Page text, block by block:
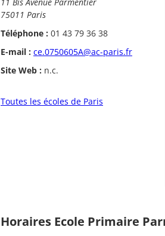
75011 Paris
Téléphone : 01 43 79 36 38
E-mail : ce.0750605A@ac-paris.fr
Site Web : n.c.
Toutes les écoles de Paris
Horaires Ecole Primaire